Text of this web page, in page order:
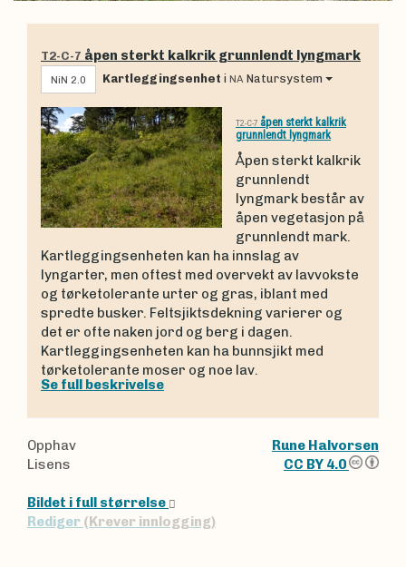
T2-C-7 åpen sterkt kalkrik grunnlendt lyngmark
NiN 2.0 Kartleggingsenhet i NA Natursystem
T2-C-7 åpen sterkt kalkrik
grunnlendt lyngmark
Åpen sterkt kalkrik
grunnlendt
lyngmark består av
åpen vegetasjon på
grunnlendt mark.
Kartleggingsenheten kan ha innslag av
lyngarter, men oftest med overvekt av lavvokste
og tørketolerante urter og gras, iblant med
spredte busker. Feltsjiktsdekning varierer og
det er ofte naken jord og berg i dagen.
Kartleggingsenheten kan ha bunnsjikt med
tørketolerante moser og noe lav.
Se full beskrivelse
Opphav
Rune Halvorsen
Lisens
CC BY 4.0
Bildet i full størrelse
Rediger (Krever innlogging)